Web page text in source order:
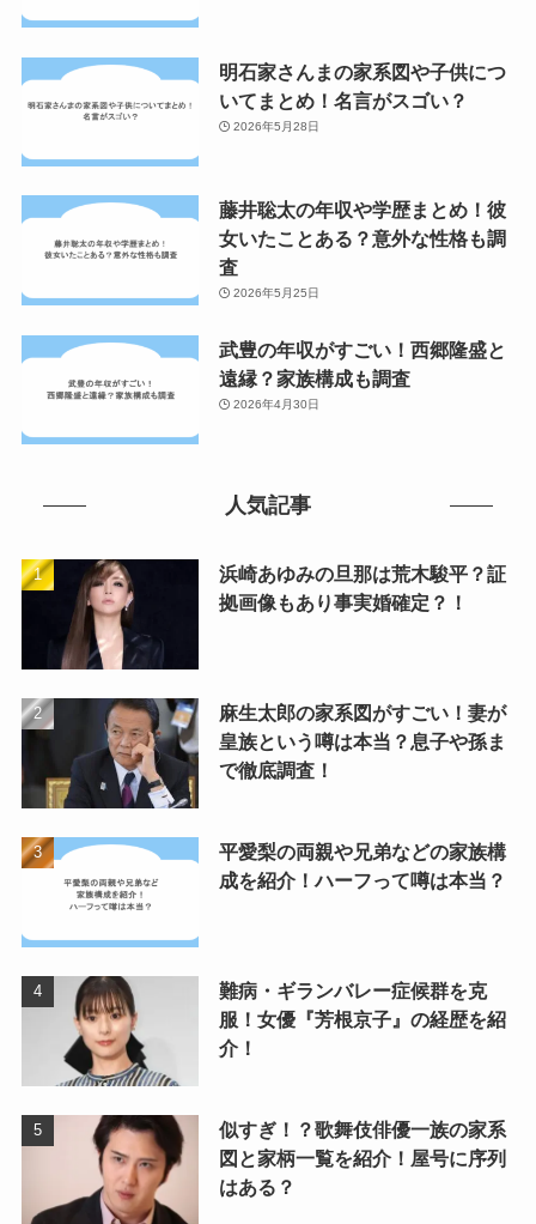
明石家さんまの家系図や子供につ
いてまとめ！名言がスゴい？
2026年5月28日
藤井聡太の年収や学歴まとめ！彼
女いたことある？意外な性格も調
査
2026年5月25日
武豊の年収がすごい！西郷隆盛と
遠縁？家族構成も調査
2026年4月30日
人気記事
浜崎あゆみの旦那は荒木駿平？証
拠画像もあり事実婚確定？！
麻生太郎の家系図がすごい！妻が
皇族という噂は本当？息子や孫ま
で徹底調査！
平愛梨の両親や兄弟などの家族構
成を紹介！ハーフって噂は本当？
難病・ギランバレー症候群を克
服！女優『芳根京子』の経歴を紹
介！
似すぎ！？歌舞伎俳優一族の家系
図と家柄一覧を紹介！屋号に序列
はある？